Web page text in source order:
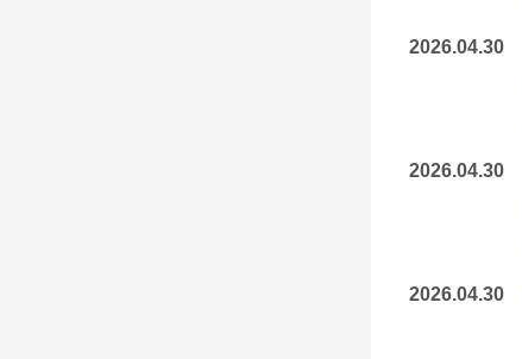
2026.04.30
2026.04.30
2026.04.30